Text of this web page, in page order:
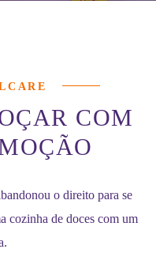
COM
o direito para se
cozinha de doces com um